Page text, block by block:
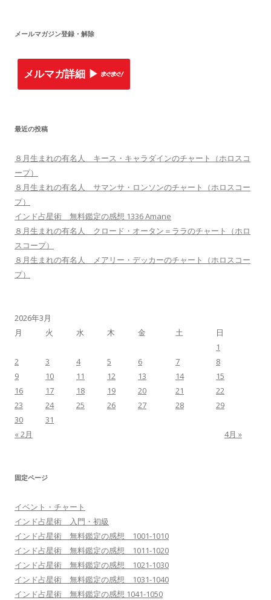
メールマガジン登録・解除
メルマガ詳細 ▶︎
最近の投稿
８月生まれの有名人 キース・キャラダインのチャート（ホロスコ
ープ）
８月生まれの有名人 サマンサ・ロンソンのチャート（ホロスコー
プ）
インド占星術 無料鑑定の感想 1336 Amane
８月生まれの有名人 クロード・オータン＝ララのチャート（ホロ
スコープ）
８月生まれの有名人 メアリー・デッカーのチャート（ホロスコー
プ）
2026年3月
月
火 水 木 金 土 日
« 2月 4月 »
1
2
3 4 5 6 7
8
9
10 11 12 13 14
15
16
17 18 19 20 21
22
23
24 25 26 27 28
29
30
31
固定ページ
イベント・チャート
インド占星術 入門・初級
インド占星術 無料鑑定の感想 1001-1010
インド占星術 無料鑑定の感想 1011-1020
インド占星術 無料鑑定の感想 1021-1030
インド占星術 無料鑑定の感想 1031-1040
インド占星術 無料鑑定の感想 1041-1050